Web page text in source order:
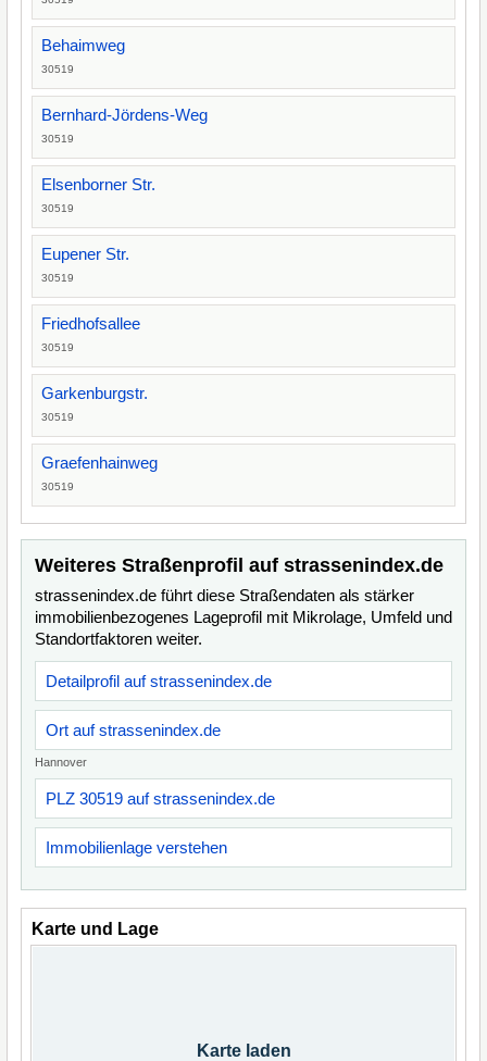
Behaimweg
30519
Bernhard-Jördens-Weg
30519
Elsenborner Str.
30519
Eupener Str.
30519
Friedhofsallee
30519
Garkenburgstr.
30519
Graefenhainweg
30519
Weiteres Straßenprofil auf strassenindex.de
strassenindex.de führt diese Straßendaten als stärker
immobilienbezogenes Lageprofil mit Mikrolage, Umfeld und
Standortfaktoren weiter.
Detailprofil auf strassenindex.de
Ort auf strassenindex.de
Hannover
PLZ 30519 auf strassenindex.de
Immobilienlage verstehen
Karte und Lage
Karte laden